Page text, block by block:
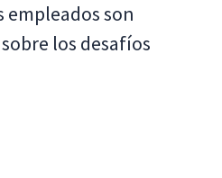
son
los desafíos